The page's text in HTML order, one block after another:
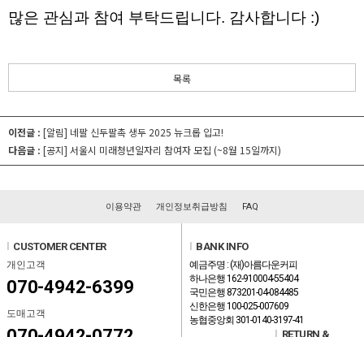
많은 관심과 참여 부탁드립니다. 감사합니다 :)
목록
이전글 : [알림] 네팔 신두팔촉 생두 2025 뉴크롭 입고!
다음글 : [공지] 서울시 미래청년일자리 참여자 모집 (~8월 15일까지)
이용약관 개인정보취급방침 FAQ
CUSTOMER CENTER
개인고객
070-4942-6399
도매고객
BANK INFO
예금주명 : (재)아름다운커피
하나은행 162-910004-55404
국민은행 873201-04-084485
신한은행 100-025-007609
농협중앙회 301-0140-3197-41
RETURN &